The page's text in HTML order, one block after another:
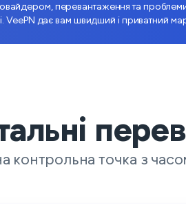
перевантаження та
VeePN дає вам швидший і приватний
контрольна точка з